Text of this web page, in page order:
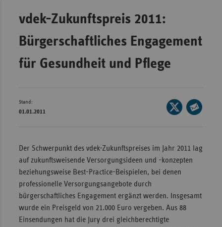
Hessen
vdek-Zukunftspreis 2011:
Bürgerschaftliches Engagement
für Gesundheit und Pflege
Stand:
01.01.2011
Seite
auf
E-
Der Schwerpunkt des vdek-Zukunftspreises im Jahr 2011 lag
auf zukunftsweisende Versorgungsideen und -konzepten
beziehungsweise Best-Practice-Beispielen, bei denen
professionelle Versorgungsangebote durch
bürgerschaftliches Engagement ergänzt werden. Insgesamt
wurde ein Preisgeld von 21.000 Euro vergeben. Aus 88
Einsendungen hat die Jury drei gleichberechtigte